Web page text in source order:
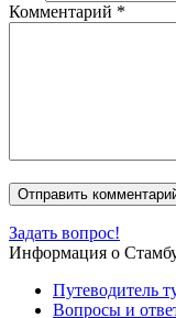
Комментарий *
Задать вопрос!
Информация о
Путеводитель
Вопросы и